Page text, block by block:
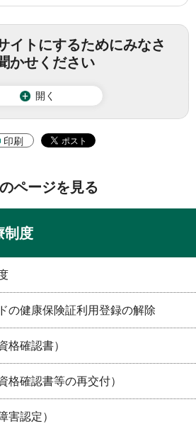
イトにするためにみなさ
かせください
開く
印刷
ページを見る
制度
の健康保険証利用登録の解除
格確認書）
格確認書等の再交付）
害認定）